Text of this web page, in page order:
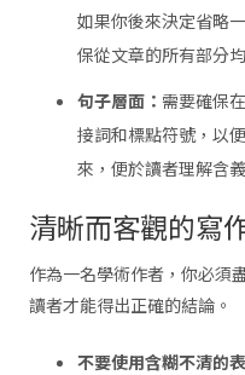
如果你後來決定省略
保從文章的所有部分
句子層面： 需要確保
接詞和標點符號，以
來，便於讀者理解含義
清晰而客觀的寫
作為一名學術作者，你必須
讀者才能得出正確的結論。
不要使用含糊不清的